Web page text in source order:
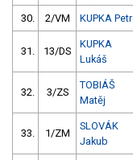
30. 2/VM KUPKA Petr
31. 13/DS
KUPKA
Lukáš
32. 3/ZS
TOBIÁŠ
Matěj
33. 1/ZM
SLOVÁK
Jakub